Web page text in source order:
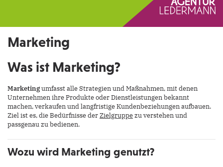
Marketing
Was ist Marketing?
Marketingumfasst alle Strategien und Maßnahmen, mit denen
Unternehmen ihre Produkte oder Dienstleistungen bekannt
machen, verkaufen und langfristige Kundenbeziehungen aufbauen.
Ziel ist es, die Bedürfnisse derZielgruppezu verstehen und
passgenau zu bedienen.
Wozu wird Marketing genutzt?